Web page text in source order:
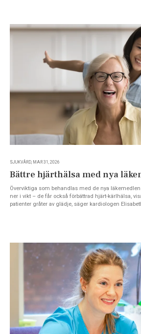
SJUKVÅRD, MAR 31, 2026
Bättre hjärthälsa med nya
Överviktiga som behandlas med de nya
ner i vikt – de får också förbättrad hjärt-kärlhälsa,
patienter gråter av glädje, säger kardiologen